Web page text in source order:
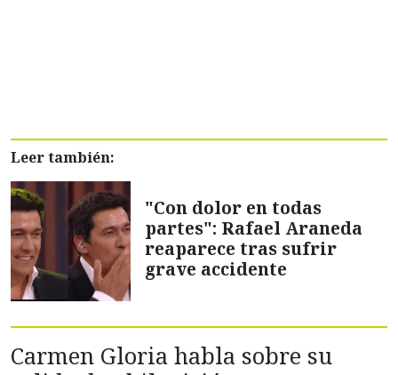
Leer también:
"Con dolor en todas
partes": Rafael Araneda
reaparece tras sufrir
grave accidente
Carmen Gloria habla sobre su